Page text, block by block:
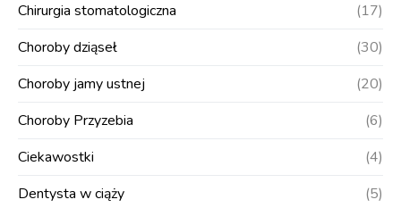
Chirurgia stomatologiczna
(17)
Choroby dziąseł
(30)
Choroby jamy ustnej
(20)
Choroby Przyzebia
(6)
Ciekawostki
(4)
Dentysta w ciąży
(5)